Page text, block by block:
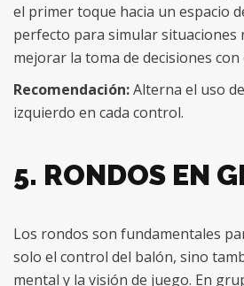
el primer toque hacia un espacio
perfecto para simular situaciones
mejorar la toma de decisiones
Recomendación:Alterna el uso
izquierdo en cada control.
5. RONDOS EN
Los rondos son fundamentales
solo el control del balón, sino
mental y la visión de juego. En